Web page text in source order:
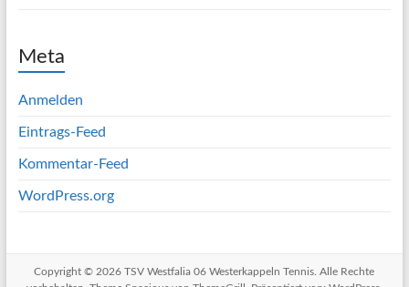
Meta
Anmelden
Eintrags-Feed
Kommentar-Feed
WordPress.org
Copyright © 2026TSV Westfalia 06 Westerkappeln Tennis . Alle Rechte